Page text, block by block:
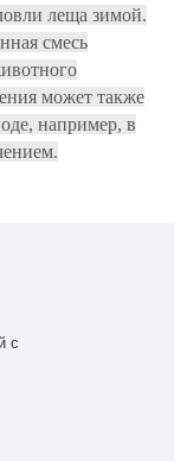
леща зимой.
смесь
может также
например, в
с